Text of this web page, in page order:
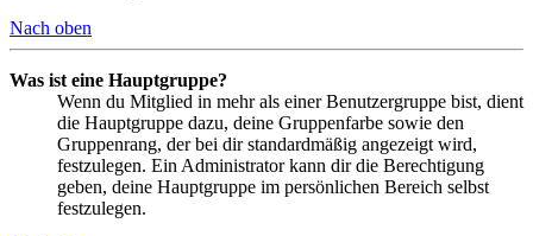
Nach oben
Was ist eine Hauptgruppe?
Wenn du Mitglied in mehr als einer Benutzergruppe bist, dient
die Hauptgruppe dazu, deine Gruppenfarbe sowie den
Gruppenrang, der bei dir standardmäßig angezeigt wird,
festzulegen. Ein Administrator kann dir die Berechtigung
geben, deine Hauptgruppe im persönlichen Bereich selbst
festzulegen.